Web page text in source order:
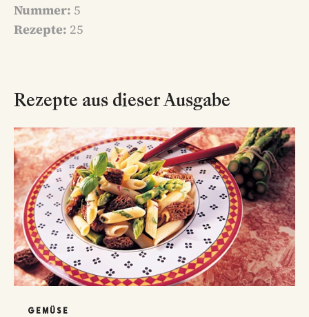
Nummer: 5
Rezepte: 25
Rezepte aus dieser Ausgabe
GEMÜSE